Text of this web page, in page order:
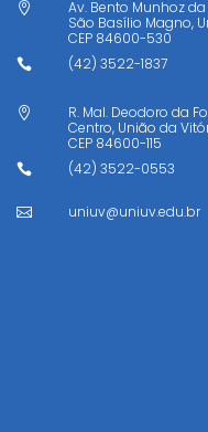

Av. Bento Munhoz
São Basílio Magno,
CEP 84600-530
 (42) 3522-1837

R. Mal. Deodoro da
Centro, União da
CEP 84600-115
 (42) 3522-0553
 uniuv@uniuv.edu.br